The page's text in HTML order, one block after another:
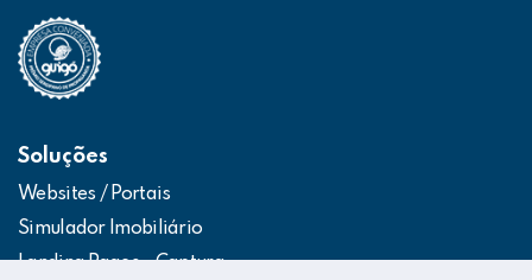
Soluções
Websites / Portais
Simulador Imobiliário
Landing Pages – Captura